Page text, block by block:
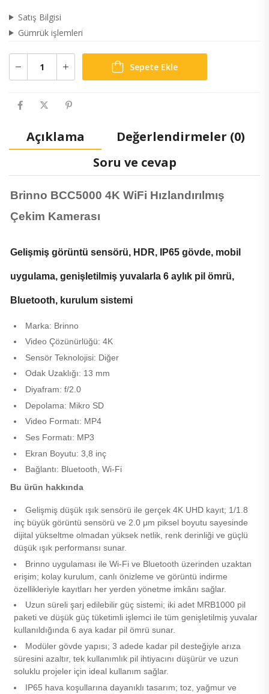
Satış Bilgisi
Gümrük işlemleri
Sepete Ekle
Açıklama
Değerlendirmeler (0)
Soru ve cevap
Brinno BCC5000 4K WiFi Hızlandırılmış
Çekim Kamerası
Gelişmiş görüntü sensörü, HDR, IP65 gövde, mobil
uygulama, genişletilmiş yuvalarla 6 aylık pil ömrü,
Bluetooth, kurulum sistemi
Marka: Brinno
Video Çözünürlüğü: 4K
Sensör Teknolojisi: Diğer
Odak Uzaklığı: 13 mm
Diyafram: f/2.0
Depolama: Mikro SD
Video Formatı: MP4
Ses Formatı: MP3
Ekran Boyutu: 3,8 inç
Bağlantı: Bluetooth, Wi-Fi
Bu ürün hakkında
Gelişmiş düşük ışık sensörü ile gerçek 4K UHD kayıt; 1/1.8
inç büyük görüntü sensörü ve 2.0 μm piksel boyutu sayesinde
dijital yükseltme olmadan yüksek netlik, renk derinliği ve güçlü
düşük ışık performansı sunar.
Brinno uygulaması ile Wi-Fi ve Bluetooth üzerinden uzaktan
erişim; kolay kurulum, canlı önizleme ve görüntü indirme
özellikleriyle kayıtları her yerden yönetme imkânı sağlar.
Uzun süreli şarj edilebilir güç sistemi; iki adet MRB1000 pil
paketi ve düşük güç tüketimli işlemci ile tüm genişletilmiş yuvalar
kullanıldığında 6 aya kadar pil ömrü sunar.
Modüler gövde yapısı; 3 adede kadar pil desteğiyle arıza
süresini azaltır, tek kullanımlık pil ihtiyacını düşürür ve uzun
soluklu projeler için ideal kullanım sağlar.
IP65 hava koşullarına dayanıklı tasarım; toz, yağmur ve